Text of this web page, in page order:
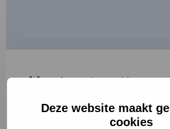
Deze website maakt
cookies
"*" geeft vereiste velden aan
2